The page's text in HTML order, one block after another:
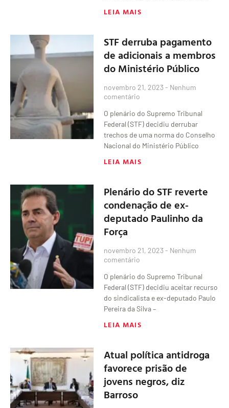
LEIA MAIS
STF derruba pagamento
de adicionais a membros
do Ministério Público
novembro 21, 2023 Nenhum
comentário
O plenário do Supremo Tribunal
Federal (STF) decidiu derrubar
trechos de uma norma do Conselho
Nacional do Ministério Público
LEIA MAIS
Plenário do STF reverte
condenação de ex-
deputado Paulinho da
Força
novembro 21, 2023 Nenhum
comentário
O plenário do Supremo Tribunal
Federal (STF) decidiu aceitar recurso
do sindicalista e ex-deputado Paulo
Pereira da Silva –
LEIA MAIS
Atual política antidroga
favorece prisão de
jovens negros, diz
Barroso